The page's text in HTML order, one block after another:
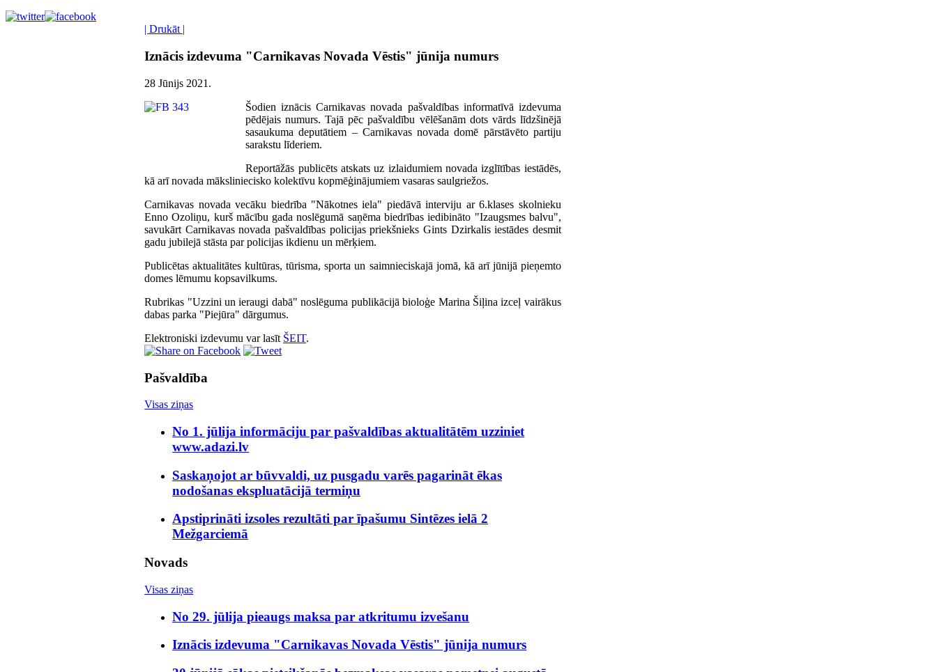
| Drukāt |
Iznācis izdevuma "Carnikavas Novada Vēstis" jūnija numurs
28 Jūnijs 2021 .
Šodien iznācis Carnikavas novada pašvaldības informatīvā izdevuma
pēdējais numurs. Tajā pēc pašvaldību vēlēšanām dots vārds līdzšinējā
sasaukuma deputātiem – Carnikavas novada domē pārstāvēto partiju
sarakstu līderiem.
Reportāžās publicēts atskats uz izlaidumiem novada izglītības iestādēs,
kā arī novada māksliniecisko kolektīvu kopmēģinājumiem vasaras saulgriežos.
Carnikavas novada vecāku biedrība "Nākotnes iela" piedāvā interviju ar 6.klases skolnieku
Enno Ozoliņu, kurš mācību gada noslēgumā saņēma biedrības iedibināto "Izaugsmes balvu",
savukārt Carnikavas novada pašvaldības policijas priekšnieks Gints Dzirkalis iestādes desmit
gadu jubilejā stāsta par policijas ikdienu un mērķiem.
Publicētas aktualitātes kultūras, tūrisma, sporta un saimnieciskajā jomā, kā arī jūnijā pieņemto
domes lēmumu kopsavilkums.
Rubrikas "Uzzini un ieraugi dabā" noslēguma publikācijā bioloģe Marina Šiļina izceļ vairākus
dabas parka "Piejūra" dārgumus.
Elektroniski izdevumu var lasīt ŠEIT.
Pašvaldība
Visas ziņas
No 1. jūlija informāciju par pašvaldības aktualitātēm uzziniet
www.adazi.lv
Saskaņojot ar būvvaldi, uz pusgadu varēs pagarināt ēkas
nodošanas ekspluatācijā termiņu
Apstiprināti izsoles rezultāti par īpašumu Sintēzes ielā 2
Mežgarciemā
Novads
Visas ziņas
No 29. jūlija pieaugs maksa par atkritumu izvešanu
Iznācis izdevuma "Carnikavas Novada Vēstis" jūnija numurs